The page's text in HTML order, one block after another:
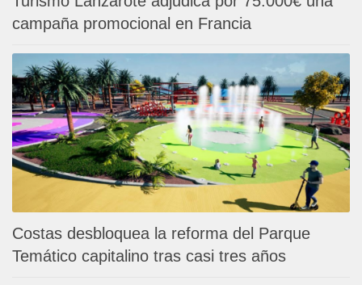
campaña promocional en Francia
Costas desbloquea la reforma del Parque
Temático capitalino tras casi tres años